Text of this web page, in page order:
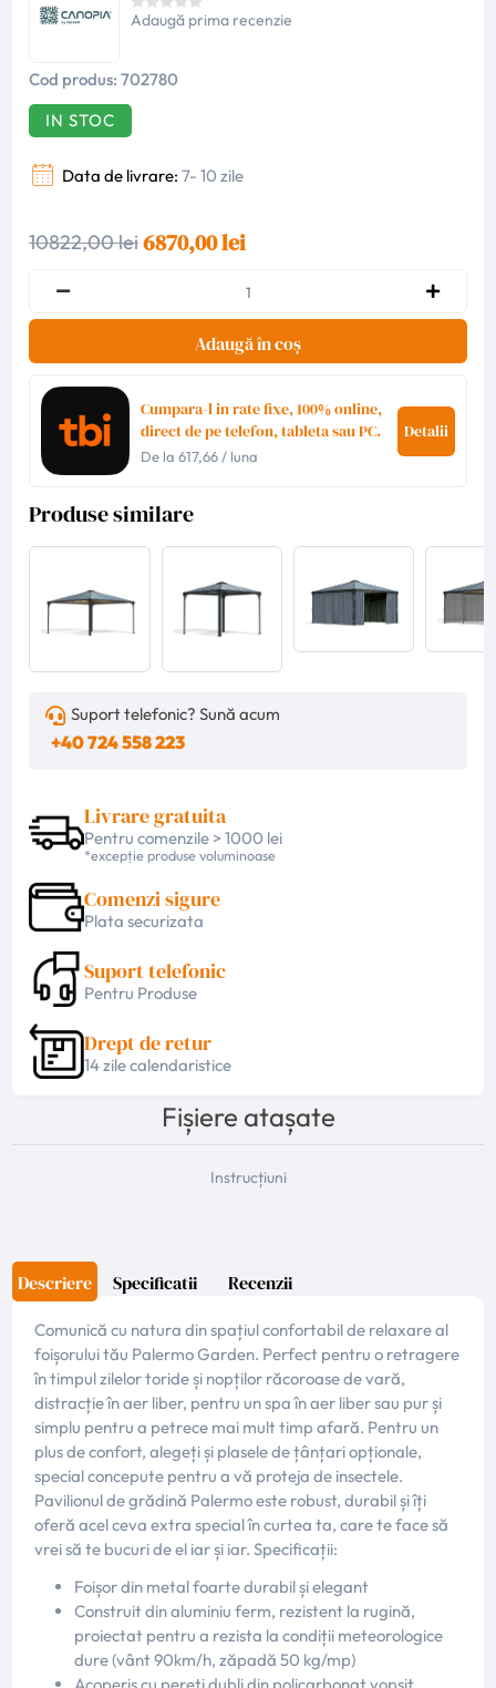
Adaugă prima recenzie
Cod produs: 702780
IN STOC
Data de livrare: 7- 10 zile
10822,00 lei6870,00 lei
Adaugă în coș
Cumpara-l in rate fixe, 100% online,
direct de pe telefon, tableta sau PC.
De la617,66 / luna
Detalii
Produse similare
Suport telefonic? Sună acum
+40 724 558 223
Livrare gratuita
Pentru comenzile > 1000 lei
*excepție produse voluminoase
Comenzi sigure
Plata securizata
Suport telefonic
Pentru Produse
Drept de retur
14 zile calendaristice
Fișiere atașate
Instrucțiuni
Descriere Specificatii Recenzii
Comunică cu natura din spațiul confortabil de relaxare al
foișorului tău Palermo Garden. Perfect pentru o retragere
în timpul zilelor toride și nopților răcoroase de vară,
distracție în aer liber, pentru un spa în aer liber sau pur și
simplu pentru a petrece mai mult timp afară. Pentru un
plus de confort, alegeți și plasele de țânțari opționale,
special concepute pentru a vă proteja de insectele.
Pavilionul de grădină Palermo este robust, durabil și îți
oferă acel ceva extra special în curtea ta, care te face să
vrei să te bucuri de el iar și iar. Specificații:
Foișor din metal foarte durabil și elegant
Construit din aluminiu ferm, rezistent la rugină,
proiectat pentru a rezista la condiții meteorologice
dure (vânt 90km/h, zăpadă 50 kg/mp)